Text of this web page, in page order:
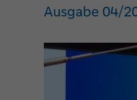
Ausgabe 04/